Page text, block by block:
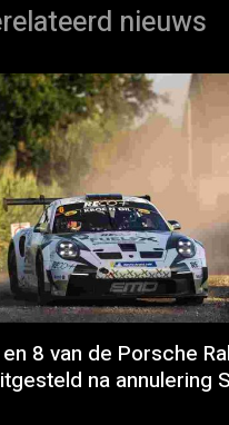
nieuws
8 van de Porsche
na annulering